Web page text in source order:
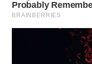
WN
PRIANGAN
TIMUR